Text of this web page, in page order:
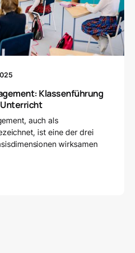
Klassenführung
auch als
ist eine der drei
wirksamen